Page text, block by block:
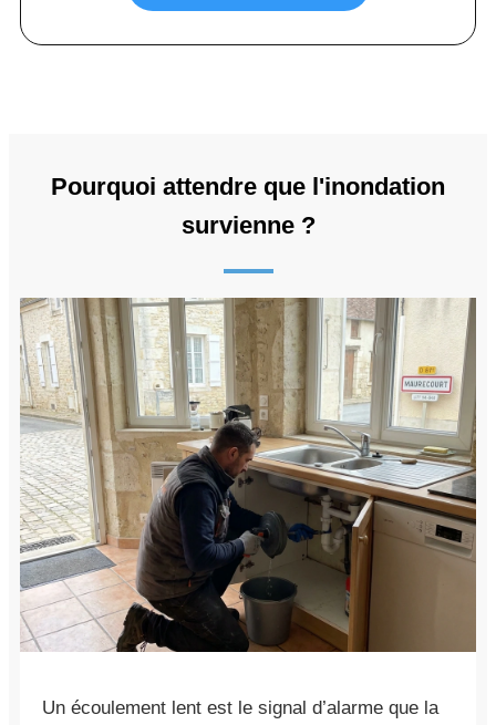
Pourquoi attendre que l'inondation
survienne ?
Un écoulement lent est le signal d’alarme que la